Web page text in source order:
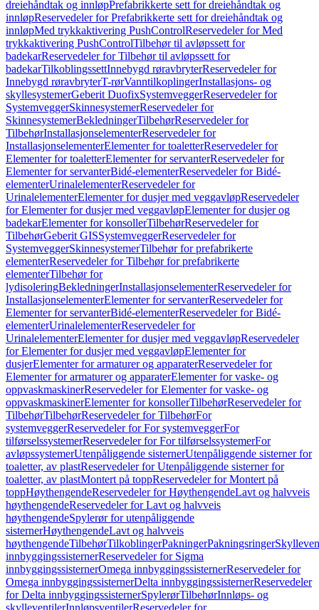
dreiehåndtak og innløpPrefabrikkerte sett for dreiehåndtak og
innløpReservedeler for Prefabrikkerte sett for dreiehåndtak og
innløpMed trykkaktivering PushControlReservedeler for Med
trykkaktivering PushControlTilbehør til avløpssett for
badekarReservedeler for Tilbehør til avløpssett for
badekarTilkoblingssettInnebygd røravbryterReservedeler for
Innebygd røravbryterT-rørVanntilkoplingerInstallasjons- og
skyllesystemerGeberit DuofixSystemveggerReservedeler for
SystemveggerSkinnesystemerReservedeler for
SkinnesystemerBekledningerTilbehørReservedeler for
TilbehørInstallasjonselementerReservedeler for
InstallasjonselementerElementer for toaletterReservedeler for
Elementer for toaletterElementer for servanterReservedeler for
Elementer for servanterBidé-elementerReservedeler for Bidé-
elementerUrinalelementerReservedeler for
UrinalelementerElementer for dusjer med veggavløpReservedeler
for Elementer for dusjer med veggavløpElementer for dusjer og
badekarElementer for konsollerTilbehørReservedeler for
TilbehørGeberit GISSystemveggerReservedeler for
SystemveggerSkinnesystemerTilbehør for prefabrikerte
elementerReservedeler for Tilbehør for prefabrikerte
elementerTilbehør for
lydisoleringBekledningerInstallasjonselementerReservedeler for
InstallasjonselementerElementer for servanterReservedeler for
Elementer for servanterBidé-elementerReservedeler for Bidé-
elementerUrinalelementerReservedeler for
UrinalelementerElementer for dusjer med veggavløpReservedeler
for Elementer for dusjer med veggavløpElementer for
dusjerElementer for armaturer og apparaterReservedeler for
Elementer for armaturer og apparaterElementer for vaske- og
oppvaskmaskinerReservedeler for Elementer for vaske- og
oppvaskmaskinerElementer for konsollerTilbehørReservedeler for
TilbehørTilbehørReservedeler for TilbehørFor
systemveggerReservedeler for For systemveggerFor
tilførselssystemerReservedeler for For tilførselssystemerFor
avløpssystemerUtenpåliggende sisternerUtenpåliggende sisterner for
toaletter, av plastReservedeler for Utenpåliggende sisterner for
toaletter, av plastMontert på toppReservedeler for Montert på
toppHøythengendeReservedeler for HøythengendeLavt og halvveis
høythengendeReservedeler for Lavt og halvveis
høythengendeSpylerør for utenpåliggende
sisternerHøythengendeLavt og halvveis
høythengendeTilbehørTilkoblingerPakningerPakningsringer
innbyggingssisternerReservedeler for Sigma
innbyggingssisternerOmega innbyggingssisternerReservedeler for
Omega innbyggingssisternerDelta innbyggingssisternerReservedeler
for Delta innbyggingssisternerSpylerørTilbehørInnløps- og
skylleventilerInnløpsventilerReservedeler for